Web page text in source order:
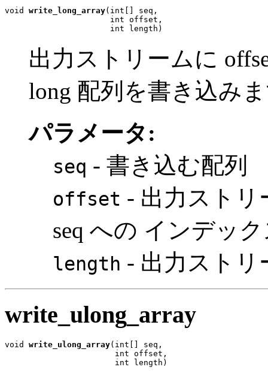
void write_long_array(int[] seq,
                      int offset,
                      int length)
出力ストリームに
long 配列を書き込み
パラメータ:
seq - 書き込む配列
offset - 出力ストリ
seq への インデッ
length - 出力ストリ
write_ulong_array
void write_ulong_array(int[] seq,
                       int offset,
                       int length)